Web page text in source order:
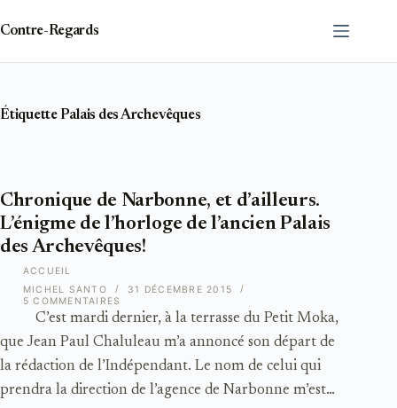
contenu
Contre-Regards
ÉtiquettePalais des Archevêques
ACCUEIL
Chronique de Narbonne, et d’ailleurs.
L’énigme de l’horloge de l’ancien Palais
des Archevêques!
C’est mardi dernier, à la terrasse du Petit Moka,
que Jean Paul Chaluleau m’a annoncé son départ de
la rédaction de l’Indépendant. Le nom de celui qui
prendra la direction de l’agence de Narbonne m’est…
MICHEL SANTO
31 DÉCEMBRE 2015
5 COMMENTAIRES